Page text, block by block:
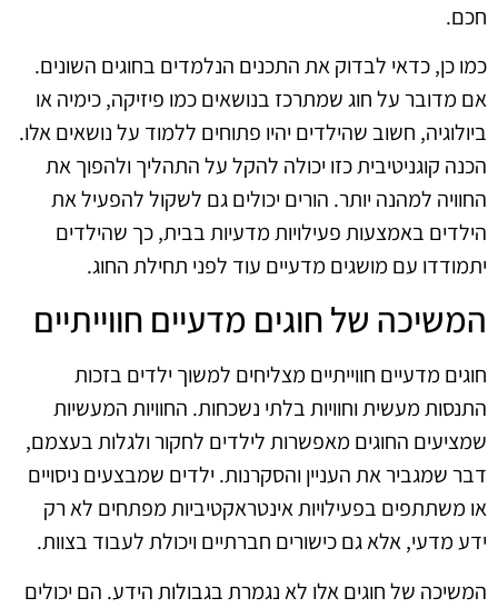
חכם.
כמו כן, כדאי לבדוק את התכנים הנלמדים בחוגים השונים.
אם מדובר על חוג שמתרכז בנושאים כמו פיזיקה, כימיה או
ביולוגיה, חשוב שהילדים יהיו פתוחים ללמוד על נושאים אלו.
הכנה קוגניטיבית כזו יכולה להקל על התהליך ולהפוך את
החוויה למהנה יותר. הורים יכולים גם לשקול להפעיל את
הילדים באמצעות פעילויות מדעיות בבית, כך שהילדים
יתמודדו עם מושגים מדעיים עוד לפני תחילת החוג.
המשיכה של חוגים מדעיים חווייתיים
חוגים מדעיים חווייתיים מצליחים למשוך ילדים בזכות
התנסות מעשית וחוויות בלתי נשכחות. החוויות המעשיות
שמציעים החוגים מאפשרות לילדים לחקור ולגלות בעצמם,
דבר שמגביר את העניין והסקרנות. ילדים שמבצעים ניסויים
או משתתפים בפעילויות אינטראקטיביות מפתחים לא רק
ידע מדעי, אלא גם כישורים חברתיים ויכולת לעבוד בצוות.
המשיכה של חוגים אלו לא נגמרת בגבולות הידע. הם יכולים